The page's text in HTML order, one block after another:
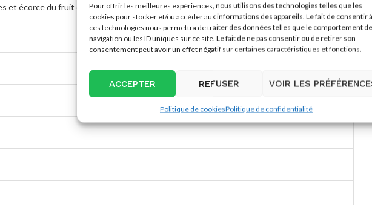
Pour offrir les meilleures expériences, nous utilisons des technologies telles que les
cookies pour stocker et/ou accéder aux informations des appareils. Le fait de consentir à
ces technologies nous permettra de traiter des données telles que le comportement de
navigation ou les ID uniques sur ce site. Le fait de ne pas consentir ou de retirer son
consentement peut avoir un effet négatif sur certaines caractéristiques et fonctions.
ACCEPTER REFUSER VOIR LES
Politique de cookiesPolitique de confidentialité
et écorce du fruit du noyer